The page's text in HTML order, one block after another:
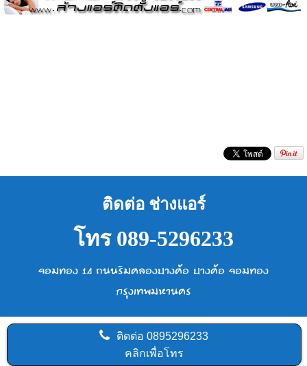
ติดต่อ ช่างแอร์
โทร 089-5296233
จอมทอง 14 ถนนริมคลองบางค้อ บางค้อ จอมทอง
กรุงเทพมหานคร
ติดต่อ0895296233
คลิกเพื่อโทร